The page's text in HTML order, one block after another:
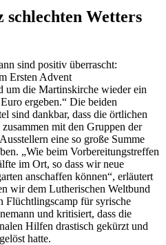
Wetters
sind positiv überrascht:
Ersten Advent
um die Martinskirche wieder ein
ergeben.“ Die beiden
sind dankbar, dass die örtlichen
mit den Gruppen der
eine so große Summe
„Wie beim Vorbereitungstreffen
im Ort, so dass wir neue
anschaffen können“, erläutert
wir dem Lutherischen Weltbund
Flüchtlingscamp für syrische
und kritisiert, dass die
Hilfen drastisch gekürzt und
hatte.